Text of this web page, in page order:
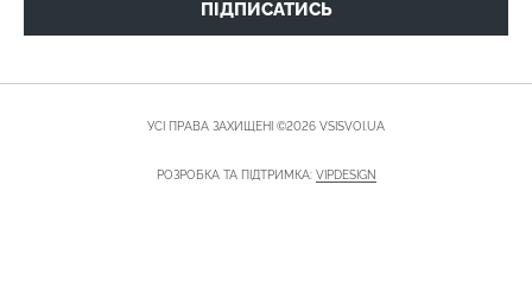
ПІДПИСАТИСЬ
УСІ ПРАВА ЗАХИЩЕНІ ©2026 VSISVOI.UA
РОЗРОБКА ТА ПІДТРИМКА: VIPDESIGN